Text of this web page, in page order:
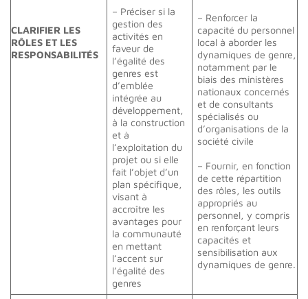
CLARIFIER LES
RÔLES ET LES
RESPONSABILITÉS
– Préciser si la
gestion des
activités en
faveur de
l’égalité des
genres est
d’emblée
intégrée au
développement,
à la construction
et à
l’exploitation du
projet ou si elle
fait l’objet d’un
plan spécifique,
visant à
accroître les
avantages pour
la communauté
en mettant
l’accent sur
l’égalité des
genres
– Renforcer la
capacité du personnel
local à aborder les
dynamiques de genre,
notamment par le
biais des ministères
nationaux concernés
et de consultants
spécialisés ou
d’organisations de la
société civile
– Fournir, en fonction
de cette répartition
des rôles, les outils
appropriés au
personnel, y compris
en renforçant leurs
capacités et
sensibilisation aux
dynamiques de genre.